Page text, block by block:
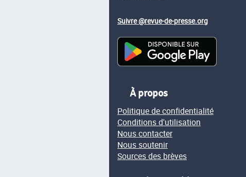
Suivre @revue-de-presse.org
À propos
Politique de confidentialité
Conditions d'utilisation
Nous contacter
Nous soutenir
Sources des brèves